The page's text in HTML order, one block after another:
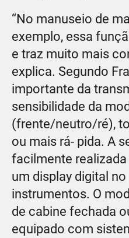
“No manuseio de
exemplo, essa
e traz muito mais
explica. Segundo
importante da
sensibilidade da
(frente/neutro/ré),
ou mais rá- pida. A
facilmente
um display digital no
instrumentos. O
de cabine fechada
equipado com